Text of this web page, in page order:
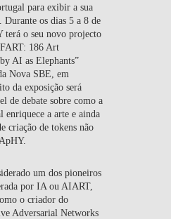
para exibir a sua
Durante os dias 5 a 8 de
o seu novo projecto
186 Art
AI as Elephants”
Nova SBE, em
da exposição será
de debate sobre como a
enriquece a arte e ainda
criação de tokens não
um dos pioneiros
por IA ou AIART,
o criador do
Adversarial Networks